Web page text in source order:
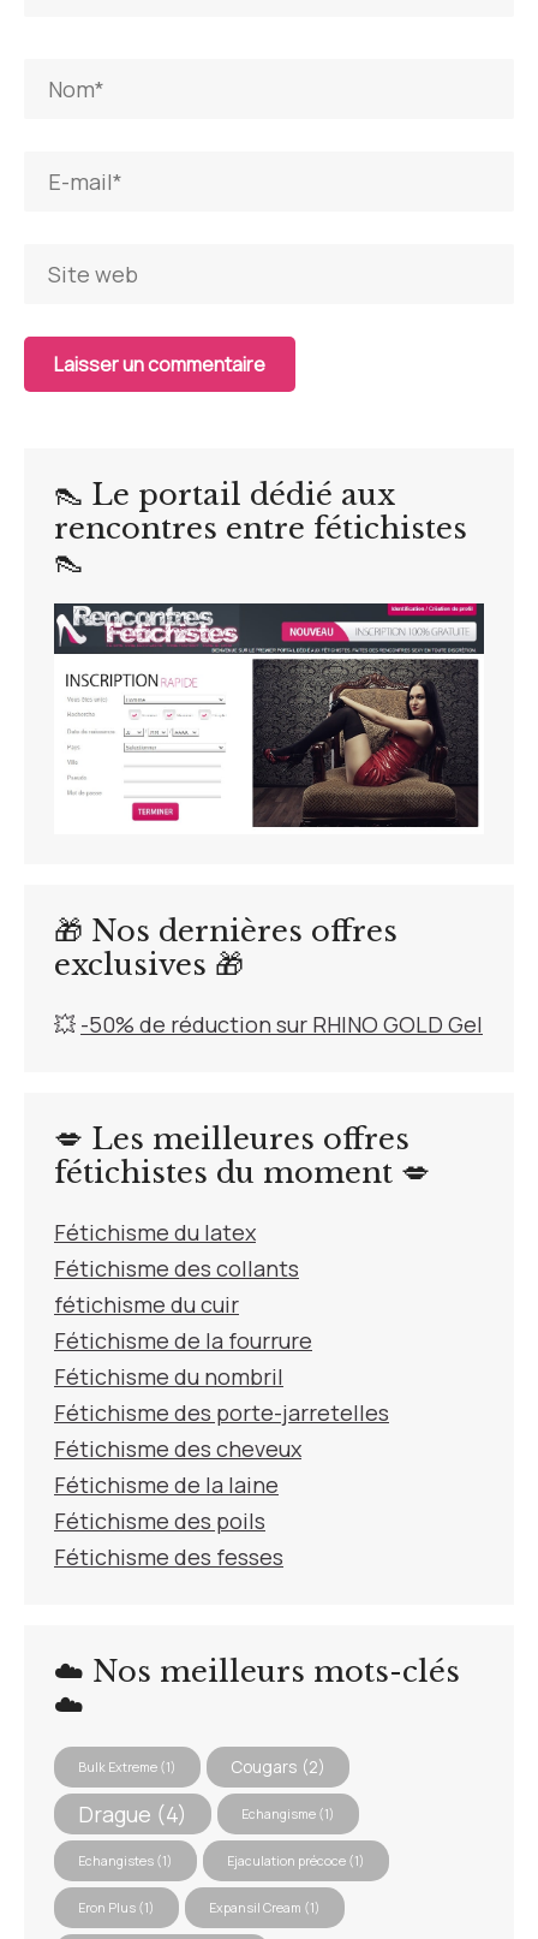
👠 Le portail dédié aux
rencontres entre fétichistes
👠
🎁 Nos dernières offres
exclusives 🎁
💥 -50% de réduction sur RHINO GOLD Gel
💋 Les meilleures offres
fétichistes du moment 💋
Fétichisme du latex
Fétichisme des collants
fétichisme du cuir
Fétichisme de la fourrure
Fétichisme du nombril
Fétichisme des porte-jarretelles
Fétichisme des cheveux
Fétichisme de la laine
Fétichisme des poils
Fétichisme des fesses
☁️ Nos meilleurs mots-clés
☁️
Bulk Extreme (1) Cougars (2)
Drague (4) Echangisme (1)
Echangistes (1) Ejaculation précoce (1)
Eron Plus (1) Expansil Cream (1)